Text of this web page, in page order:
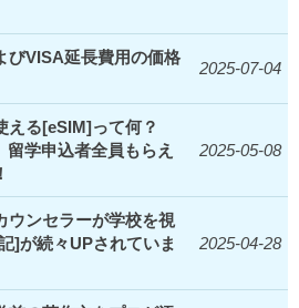
びVISA延長費用の価格
2025-07-04
える[eSIM]って何？
留学申込者全員もらえ
2025-05-08
ウンセラーが学校を視
]が続々UPされていま
2025-04-28